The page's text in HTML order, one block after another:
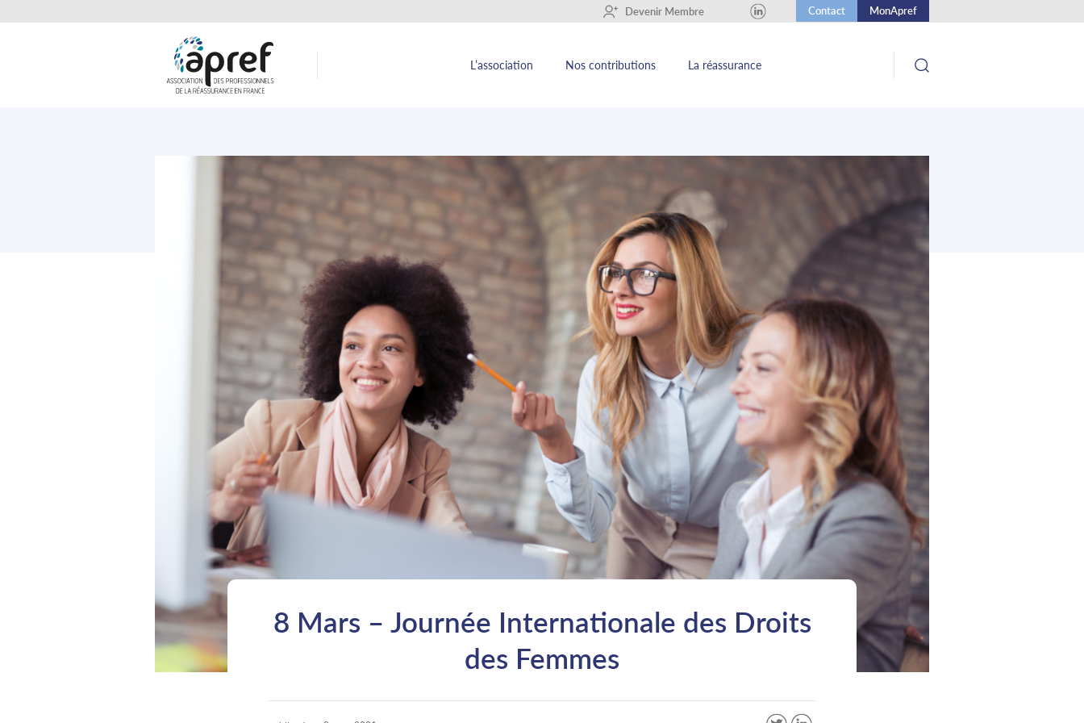
+ Devenir Membre Contact MonApref
L’association Nos contributions La réassurance
8 Mars – Journée Internationale des Droits
des Femmes